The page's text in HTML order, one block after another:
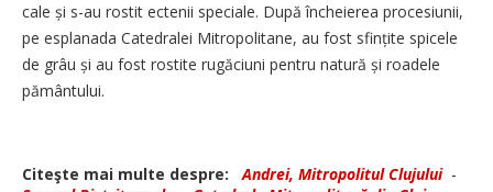
cale și s-au rostit ectenii speciale. După încheierea procesiunii,
pe esplanada Catedralei Mitropolitane, au fost sfințite spicele
de grâu și au fost rostite rugăciuni pentru natură și roadele
pământului.
Citeşte mai multe despre: Andrei, Mitropolitul Clujului-